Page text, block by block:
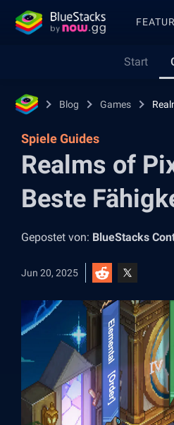
Start
Blog Games
Spiele Guides
Realms of
Beste
Gepostet von: BlueStacks
Jun 20, 2025